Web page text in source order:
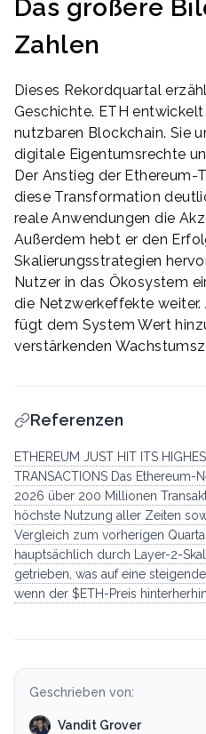
Das größere
Zahlen
Dieses Rekordquartal
Geschichte. ETH
nutzbaren Blockchain. Sie
digitale Eigentumsrechte
Der Anstieg der Ethereum-
diese Transformation
reale Anwendungen die
Außerdem hebt er den
Skalierungsstrategien
Nutzer in das Ökosystem
die Netzwerkeffekte weiter.
fügt dem System Wert
verstärkenden
Referenzen
ETHEREUM JUST HIT ITS
TRANSACTIONS Das Ethereum-
2026 über 200 Millionen
höchste Nutzung aller Zeiten
Vergleich zum vorherigen
hauptsächlich durch Layer-2-
getrieben, was auf eine
wenn der $ETH-Preis
Geschrieben von:
Vandit Grover